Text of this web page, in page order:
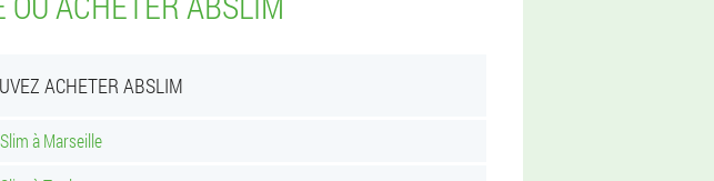
ACHETER ABSLIM
à Marseille